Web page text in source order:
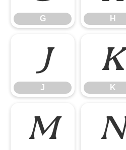
G H
J
J
K
K
M N